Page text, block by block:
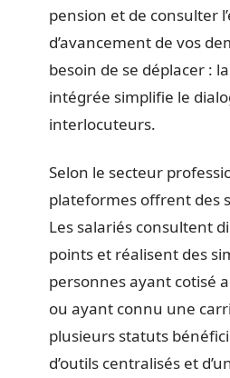
pension et de consulter
d’avancement de vos
besoin de se déplacer :
intégrée simplifie le
interlocuteurs.
Selon le secteur
plateformes offrent des
Les salariés consultent
points et réalisent des
personnes ayant cotisé
ou ayant connu une
plusieurs statuts
d’outils centralisés et